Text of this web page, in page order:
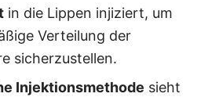
in die Lippen injiziert, um
Verteilung der
sicherzustellen.
Injektionsmethode sieht